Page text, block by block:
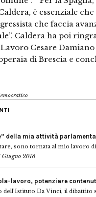
è essenziale
che faccia
Caldera ha poi
Cesare Damiano
di Brescia e
della mia attività
sono tornata al mio lavoro
Giugno 2018
lavoro, potenziare
dell’Istituto Da Vinci, il dibattito